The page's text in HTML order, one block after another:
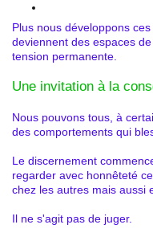
Plus nous développons
deviennent des espaces
tension permanente.
Une invitation à la
Nous pouvons tous, à
des comportements qui
Le discernement
regarder avec honnêteté
chez les autres mais aussi
Il ne s'agit pas de juger.